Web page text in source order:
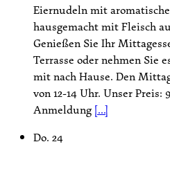
Eiernudeln mit
hausgemacht mit Fleisch
Genießen Sie Ihr
Terrasse oder nehmen Sie
mit nach Hause. Den
von 12-14 Uhr. Unser Preis:
Anmeldung [...]
Do. 24